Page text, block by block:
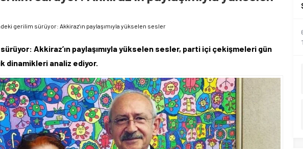
gerilim sürüyor: Akkiraz’ın paylaşımıyla yükselen sesler
Akkiraz’ın paylaşımıyla yükselen sesler, parti içi çekişmeleri gün
dinamikleri analiz ediyor.